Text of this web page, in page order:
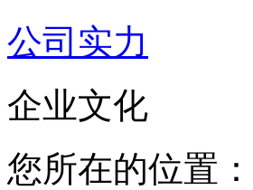
公司实力
企业文化
您所在的位置：